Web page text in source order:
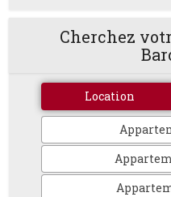
Cherchez
Location